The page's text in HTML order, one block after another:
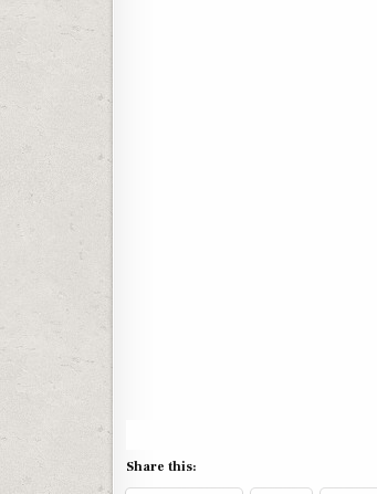
Share this: